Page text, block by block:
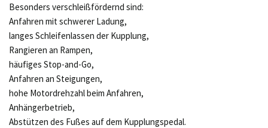
Besonders verschleißfördernd sind:
Anfahren mit schwerer Ladung,
langes Schleifenlassen der Kupplung,
Rangieren an Rampen,
häufiges Stop-and-Go,
Anfahren an Steigungen,
hohe Motordrehzahl beim Anfahren,
Anhängerbetrieb,
Abstützen des Fußes auf dem Kupplungspedal.